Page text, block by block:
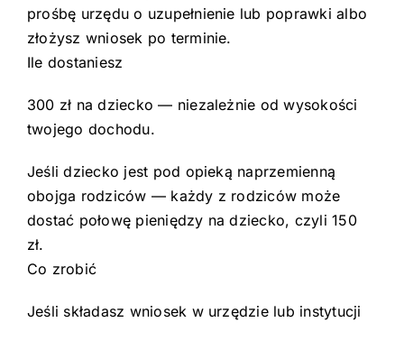
prośbę urzędu o uzupełnienie lub poprawki albo
złożysz wniosek po terminie.
Ile dostaniesz
300 zł na dziecko — niezależnie od wysokości
twojego dochodu.
Jeśli dziecko jest pod opieką naprzemienną
obojga rodziców — każdy z rodziców może
dostać połowę pieniędzy na dziecko, czyli 150
zł.
Co zrobić
Jeśli składasz wniosek w urzędzie lub instytucji